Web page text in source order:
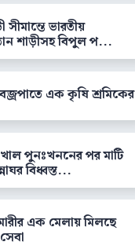
ভারতীয়
শাড়ীসহ বিপুল প...
এক কৃষি শ্রমিকের
পুনঃখননের পর মাটি
বিধ্বস্ত...
এক মেলায় মিলছে